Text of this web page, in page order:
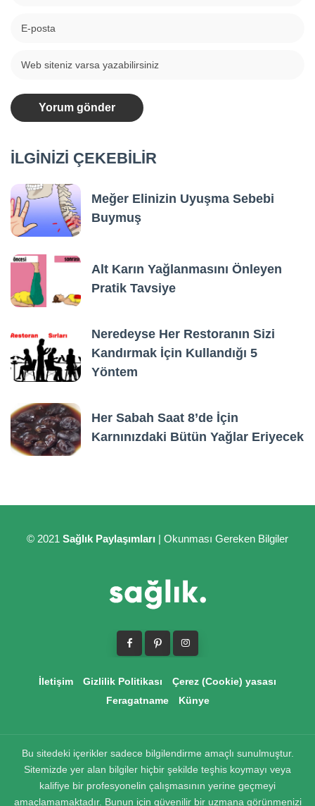
İLGİNİZİ ÇEKEBİLİR
Meğer Elinizin Uyuşma Sebebi
Buymuş
Alt Karın Yağlanmasını Önleyen
Pratik Tavsiye
Neredeyse Her Restoranın Sizi
Kandırmak İçin Kullandığı 5
Yöntem
Her Sabah Saat 8’de İçin
Karnınızdaki Bütün Yağlar Eriyecek
© 2021 Sağlık Paylaşımları | Okunması Gereken Bilgiler
İletişim Gizlilik Politikası
Çerez (Cookie) yasası
Feragatname
Künye
Bu sitedeki içerikler sadece bilgilendirme amaçlı sunulmuştur.
Sitemizde yer alan bilgiler hiçbir şekilde teşhis koymayı veya
kalifiye bir profesyonelin çalışmasının yerine geçmeyi
amaçlamamaktadır. Bunun için güvenilir bir uzmana görünmenizi